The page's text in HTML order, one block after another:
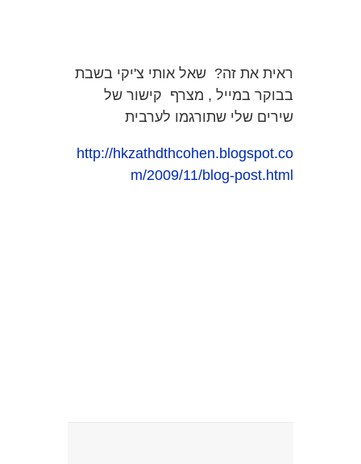
ראית את זה? שאל אותי צ'יקי בשבת
בבוקר במייל , מצרף קישור של
שירים שלי שתורגמו לערבית
http://hkzathdthcohen.blogspot.co
m/2009/11/blog-post.html